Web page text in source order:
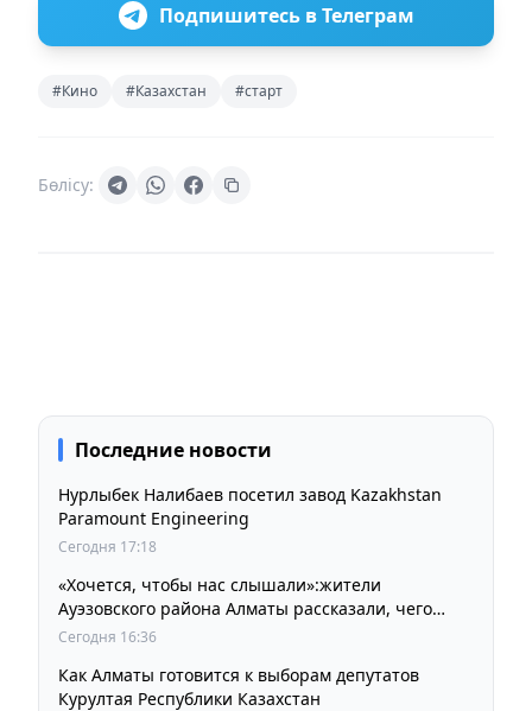
Подпишитесь в Телеграм
#Кино #Казахстан #старт
Бөлісу:
Последние новости
Нурлыбек Налибаев посетил завод Kazakhstan
Paramount Engineering
Сегодня 17:18
«Хочется, чтобы нас слышали»:жители
Ауэзовского района Алматы рассказали, чего
ждут от выборов депутатов Курултая
Сегодня 16:36
Как Алматы готовится к выборам депутатов
Курултая Республики Казахстан